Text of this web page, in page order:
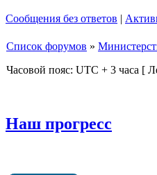
Сообщения без ответов |
Список форумов »
Часовой пояс: UTC + 3 часа [
Наш прогресс